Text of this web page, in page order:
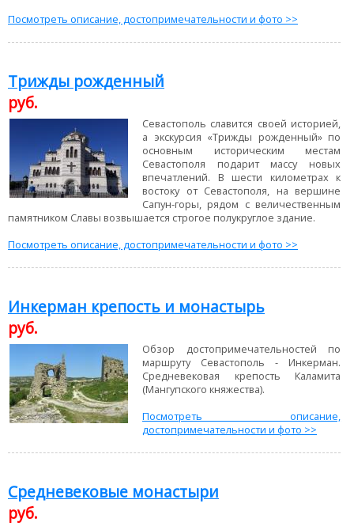
Посмотреть описание, достопримечательности и фото >>
Трижды рожденный
руб.
Севастополь славится своей историей,
а экскурсия «Трижды рожденный» по
основным историческим местам
Севастополя подарит массу новых
впечатлений. В шести километрах к
востоку от Севастополя, на вершине
Сапун-горы, рядом с величественным
памятником Славы возвышается строгое полукруглое здание.
Посмотреть описание, достопримечательности и фото >>
Инкерман крепость и монастырь
руб.
Обзор достопримечательностей по
маршруту Севастополь - Инкерман.
Средневековая крепость Каламита
(Мангупского княжества).
Посмотреть описание,
достопримечательности и фото >>
Средневековые монастыри
руб.